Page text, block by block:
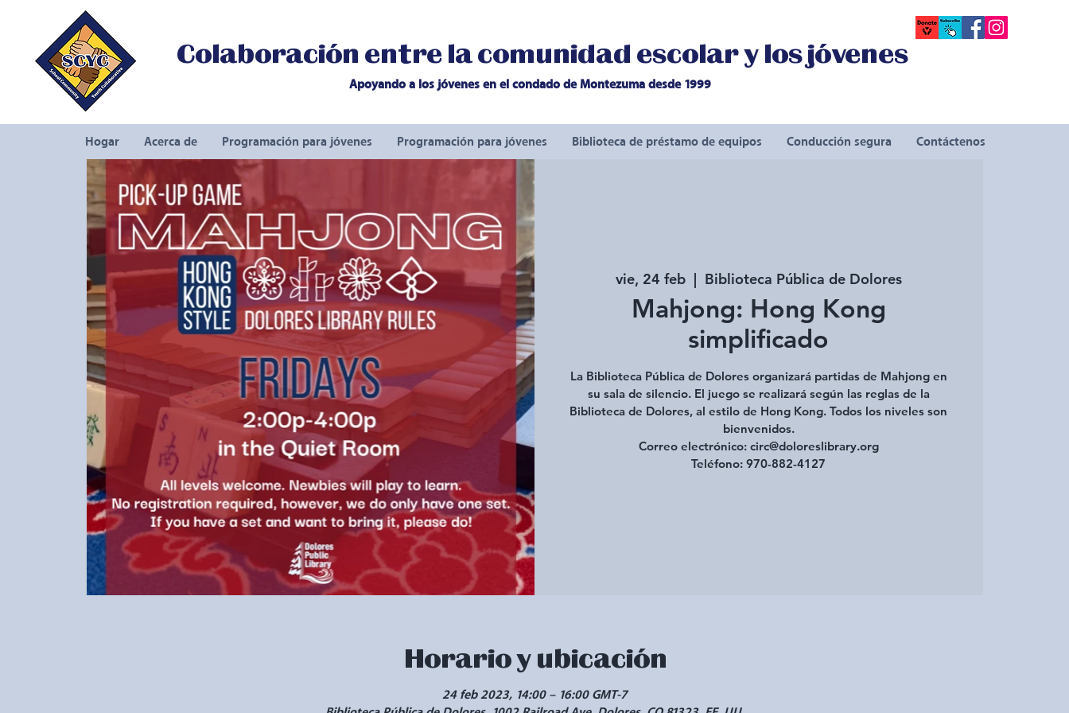
Colaboración entre la comunidad escolar y los jóvenes
Apoyando a los jóvenes en el condado de Montezuma desde 1999
Hogar Acerca de Programación para jóvenes Programación para jóvenes Biblioteca de préstamo de equipos Conducción segura Contáctenos
vie, 24 feb
  |
Biblioteca Pública de Dolores
Mahjong: Hong Kong
simplificado
La Biblioteca Pública de Dolores organizará partidas de Mahjong en
su sala de silencio. El juego se realizará según las reglas de la
Biblioteca de Dolores, al estilo de Hong Kong. Todos los niveles son
bienvenidos.
Correo electrónico: circ@doloreslibrary.org
Teléfono: 970-882-4127
Horario y ubicación
24 feb 2023, 14:00 – 16:00 GMT-7